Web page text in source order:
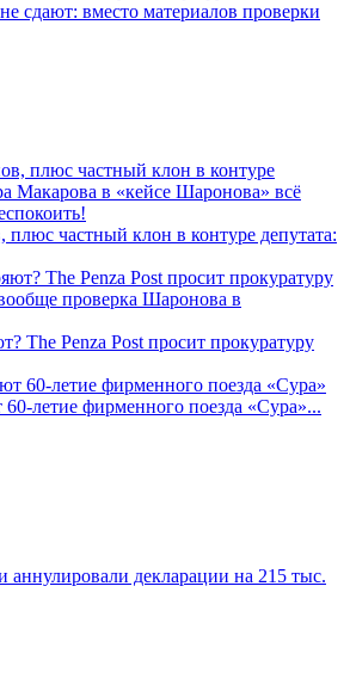
сдают: вместо материалов проверки
частный клон в контуре депутата:
The Penza Post просит прокуратуру
летие фирменного поезда «Сура»...
аннулировали декларации на 215 тыс.